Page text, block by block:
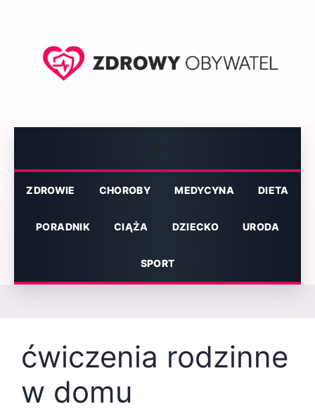
ZDROWIE CHOROBY MEDYCYNA DIETA
PORADNIK CIĄŻA DZIECKO URODA
SPORT
ćwiczenia rodzinne
w domu